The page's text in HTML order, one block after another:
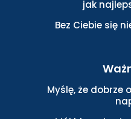
jak
Bez Ciebie się
Myślę, że dobrze